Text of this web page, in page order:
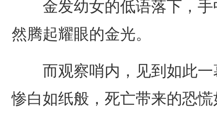
金发幼女的低语落下，手
然腾起耀眼的金光。
而观察哨内，见到如此一
惨白如纸般，死亡带来的恐